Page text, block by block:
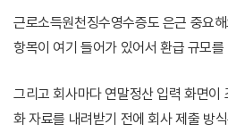
근로소득원천징수영수증도 은근 중요
항목이 여기 들어가 있어서 환급 규모
그리고 회사마다 연말정산 입력 화면이
화 자료를 내려받기 전에 회사 제출 방